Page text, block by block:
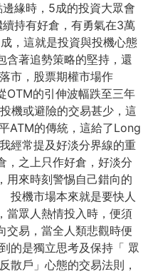
緣時，5成的投資大眾會
持有好倉，有勇氣在3萬
，這就是投資與投機心態
含著追勢策略的堅持，還
市，股票期權市場作
OTM的引伸波幅跌至三年
機或避險的交易甚少，這
ATM的傳統，這給了Long
經常提及好淡分界線的重
，之上只作好倉，好淡分
用來時刻警惕自己錯向的
投機市場本來就是要快人
當眾人熱情投入時，便須
交易，當全人類悲觀時便
的是獨立思考及保持「 眾
散戶」心態的交易法則，